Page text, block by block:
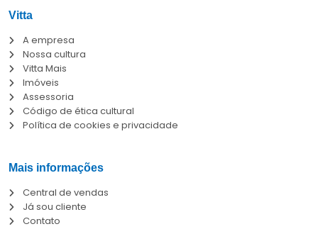
Vitta
A empresa
Nossa cultura
Vitta Mais
Imóveis
Assessoria
Código de ética cultural
Política de cookies e privacidade
Mais informações
Central de vendas
Já sou cliente
Contato